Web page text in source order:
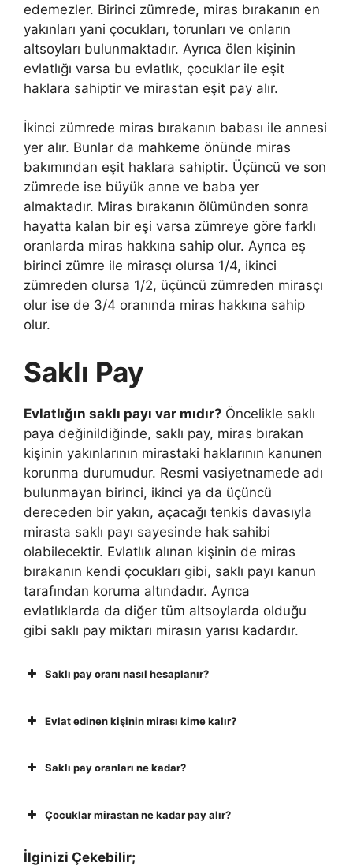
edemezler. Birinci zümrede, miras bırakanın en
yakınları yani çocukları, torunları ve onların
altsoyları bulunmaktadır. Ayrıca ölen kişinin
evlatlığı varsa bu evlatlık, çocuklar ile eşit
haklara sahiptir ve mirastan eşit pay alır.
İkinci zümrede miras bırakanın babası ile annesi
yer alır. Bunlar da mahkeme önünde miras
bakımından eşit haklara sahiptir. Üçüncü ve son
zümrede ise büyük anne ve baba yer
almaktadır. Miras bırakanın ölümünden sonra
hayatta kalan bir eşi varsa zümreye göre farklı
oranlarda miras hakkına sahip olur. Ayrıca eş
birinci zümre ile mirasçı olursa 1/4, ikinci
zümreden olursa 1/2, üçüncü zümreden mirasçı
olur ise de 3/4 oranında miras hakkına sahip
olur.
Saklı Pay
Evlatlığın saklı payı var mıdır? Öncelikle saklı
paya değinildiğinde, saklı pay, miras bırakan
kişinin yakınlarının mirastaki haklarının kanunen
korunma durumudur. Resmi vasiyetnamede adı
bulunmayan birinci, ikinci ya da üçüncü
dereceden bir yakın, açacağı tenkis davasıyla
mirasta saklı payı sayesinde hak sahibi
olabilecektir. Evlatlık alınan kişinin de miras
bırakanın kendi çocukları gibi, saklı payı kanun
tarafından koruma altındadır. Ayrıca
evlatlıklarda da diğer tüm altsoylarda olduğu
gibi saklı pay miktarı mirasın yarısı kadardır.
Saklı pay oranı nasıl hesaplanır?
Evlat edinen kişinin mirası kime kalır?
Saklı pay oranları ne kadar?
Çocuklar mirastan ne kadar pay alır?
İlginizi Çekebilir;